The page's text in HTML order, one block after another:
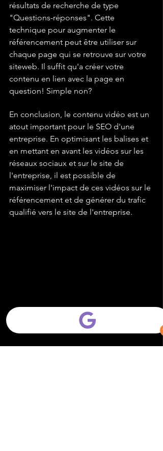
résultats de recherche de type
"Questions-réponses". Cette
technique pour augmenter le
référencement peut être utiliser sur
chaque page qui se retrouve sur votre
siteweb. Il suffit qu'a créer votre
contenu en lien avec la page en
question! Simple non?
En conclusion, le contenu vidéo est un
atout important pour le SEO d'une
entreprise. En optimisant les balises et
en mettant en avant les vidéos sur les
réseaux sociaux et sur le site de
l'entreprise, il est possible de
maximiser l'impact de ces vidéos sur le
référencement et de générer du trafic
qualifié vers le site de l'entreprise.